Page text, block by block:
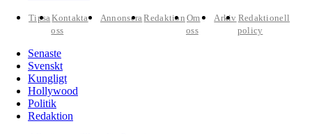
TipsaKontakta
oss
AnnonseraRedaktion Om
oss
Arkiv Redaktionell
policy
Senaste
Svenskt
Kungligt
Hollywood
Politik
Redaktion